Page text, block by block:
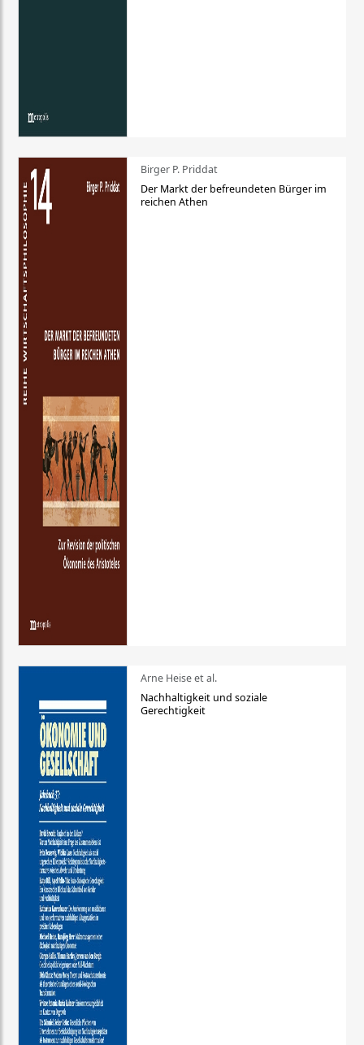
Birger P. Priddat
Der Markt der befreundeten Bürger im
reichen Athen
Arne Heise et al.
Nachhaltigkeit und soziale
Gerechtigkeit